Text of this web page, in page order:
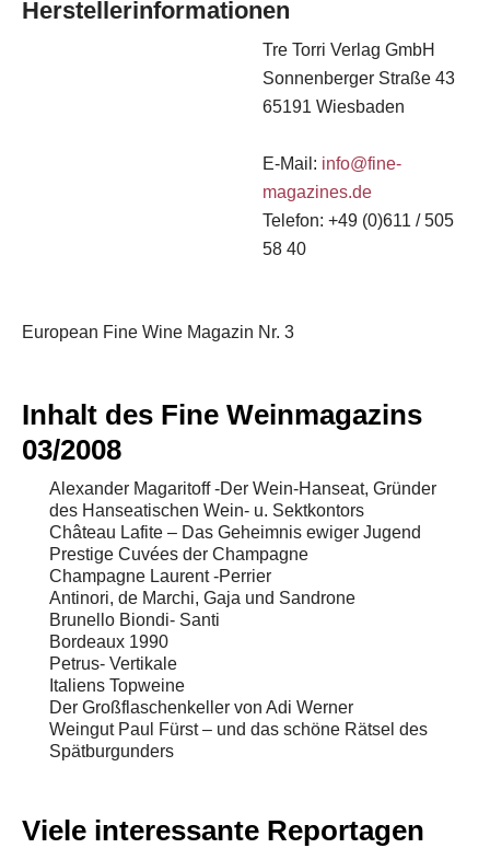
Herstellerinformationen
Tre Torri Verlag GmbH
Sonnenberger Straße 43
65191 Wiesbaden
E-Mail: info@fine-
magazines.de
Telefon: +49 (0)611 / 505
58 40
European Fine Wine Magazin Nr. 3
Inhalt des Fine Weinmagazins
03/2008
Alexander Magaritoff -Der Wein-Hanseat, Gründer
des Hanseatischen Wein- u. Sektkontors
Château Lafite – Das Geheimnis ewiger Jugend
Prestige Cuvées der Champagne
Champagne Laurent -Perrier
Antinori, de Marchi, Gaja und Sandrone
Brunello Biondi- Santi
Bordeaux 1990
Petrus- Vertikale
Italiens Topweine
Der Großflaschenkeller von Adi Werner
Weingut Paul Fürst – und das schöne Rätsel des
Spätburgunders
Viele interessante Reportagen